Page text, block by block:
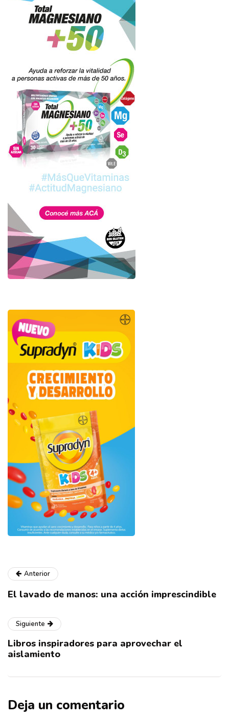
Anterior
El lavado de manos: una acción imprescindible
Siguiente
Libros inspiradores para aprovechar el
aislamiento
Deja un comentario